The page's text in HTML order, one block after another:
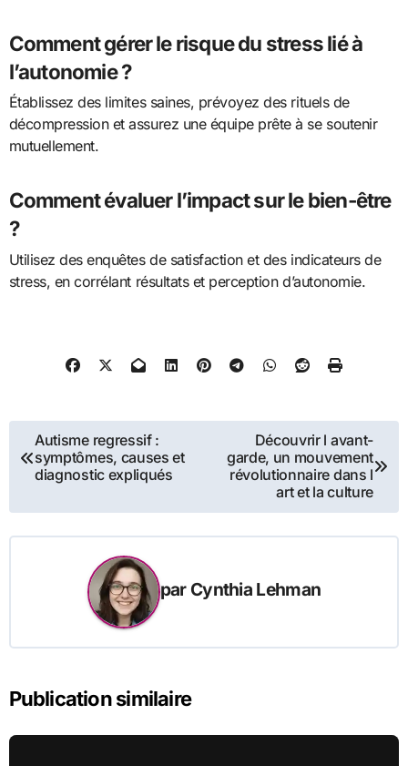
Comment gérer le risque du stress lié à
l’autonomie ?
Établissez des limites saines, prévoyez des rituels de
décompression et assurez une équipe prête à se soutenir
mutuellement.
Comment évaluer l’impact sur le bien-être
?
Utilisez des enquêtes de satisfaction et des indicateurs de
stress, en corrélant résultats et perception d’autonomie.
Navigation
de
Autisme regressif :
symptômes, causes et
diagnostic expliqués
Découvrir l avant-
garde, un mouvement
révolutionnaire dans l
art et la culture
par Cynthia Lehman
Publication similaire